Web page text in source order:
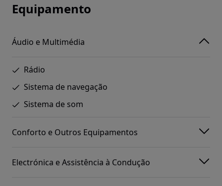
Equipamento
Áudio e Multimédia
Rádio
Sistema de navegação
Sistema de som
Conforto e Outros Equipamentos
Electrónica e Assistência à Condução